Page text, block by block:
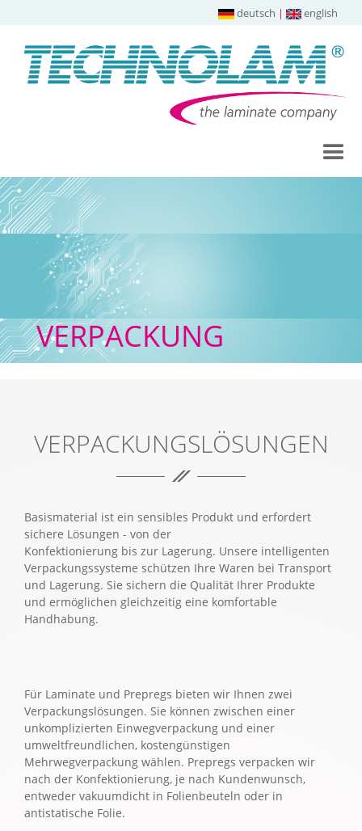
deutsch | english
VERPACKUNG
VERPACKUNGSLÖSUNGEN
Basismaterial ist ein sensibles Produkt und erfordert
sichere Lösungen - von der
Konfektionierung bis zur Lagerung. Unsere intelligenten
Verpackungssysteme schützen Ihre Waren bei Transport
und Lagerung. Sie sichern die Qualität Ihrer Produkte
und ermöglichen gleichzeitig eine komfortable
Handhabung.
Für Laminate und Prepregs bieten wir Ihnen zwei
Verpackungslösungen. Sie können zwischen einer
unkomplizierten Einwegverpackung und einer
umweltfreundlichen, kostengünstigen
Mehrwegverpackung wählen. Prepregs verpacken wir
nach der Konfektionierung, je nach Kundenwunsch,
entweder vakuumdicht in Folienbeuteln oder in
antistatische Folie.